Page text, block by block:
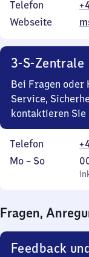
Telefon
Webseite
3-S-Zentrale
Bei Fragen oder
Service,
kontaktieren
Telefon
Montag
Mo – So,
inkl.
0
0
Fragen,
Feedback